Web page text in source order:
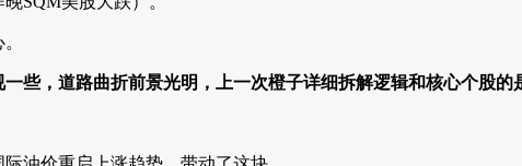
些，道路曲折前景光明，上一次橙子详细拆解逻辑和核心个股的